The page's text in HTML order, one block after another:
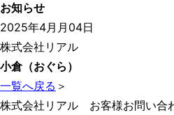
お知らせ
2025年4月月04日
株式会社リアル
小倉（おぐら）
一覧へ戻る ＞
株式会社リアル お客様お問い合